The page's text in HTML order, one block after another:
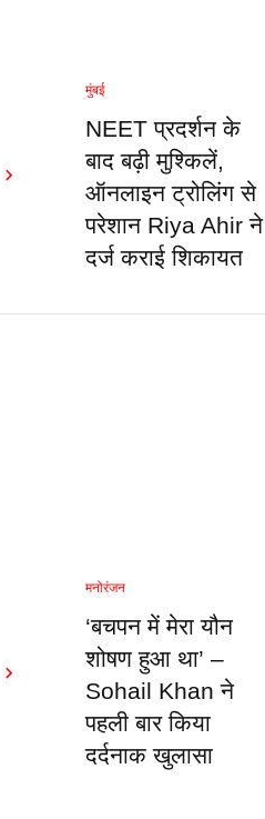
मुंबई
NEET प्रदर्शन के
बाद बढ़ी मुश्किलें,
ऑनलाइन ट्रोलिंग से
परेशान Riya Ahir ने
दर्ज कराई शिकायत
मनोरंजन
‘बचपन में मेरा यौन
शोषण हुआ था’ –
Sohail Khan ने
पहली बार किया
दर्दनाक खुलासा